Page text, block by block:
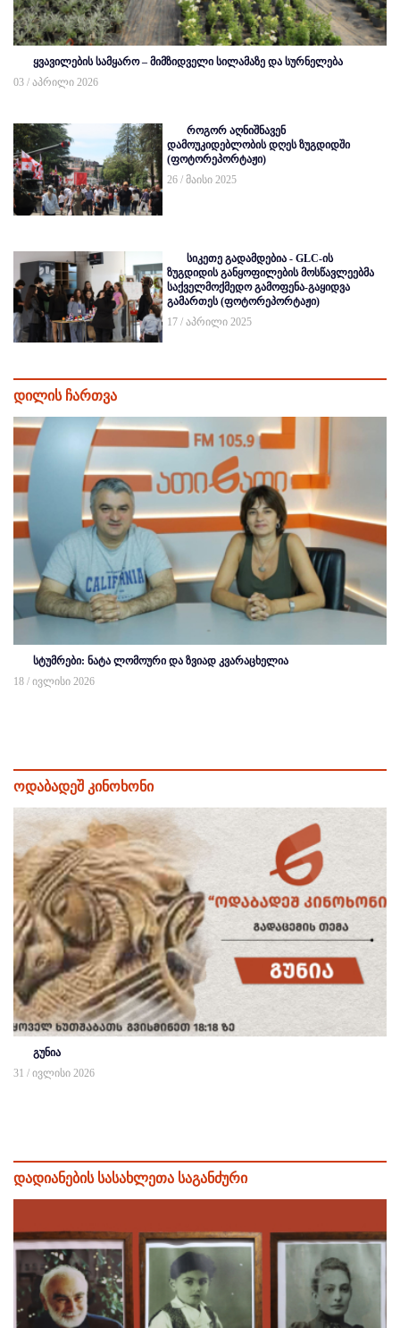
ყვავილების სამყარო – მიმზიდველი სილამაზე და სურნელება
03 / აპრილი 2026
როგორ აღნიშნავენ
დამოუკიდებლობის დღეს ზუგდიდში
(ფოტორეპორტაჟი)
26 / მაისი 2025
სიკეთე გადამდებია - GLC-ის
ზუგდიდის განყოფილების მოსწავლეებმა
საქველმოქმედო გამოფენა-გაყიდვა
გამართეს (ფოტორეპორტაჟი)
17 / აპრილი 2025
დილის ჩართვა
სტუმრები: ნატა ლომოური და ზვიად კვარაცხელია
18 / ივლისი 2026
ოდაბადეშ კინოხონი
გუნია
31 / ივლისი 2026
დადიანების სასახლეთა საგანძური